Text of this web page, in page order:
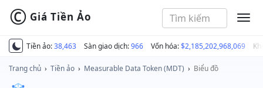
Tiền ảo:38,463 Sàn giao dịch:966 Vốn hóa:$2,185,202,968,069
© Giá Tiền Ảo
Trang chủ › Tiền ảo › Measurable Data Token (MDT) › Biểu đồ